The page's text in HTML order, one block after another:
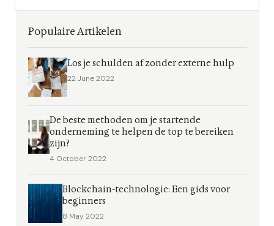
Populaire Artikelen
Los je schulden af zonder externe hulp
22 June 2022
De beste methoden om je startende
onderneming te helpen de top te bereiken
zijn?
4 October 2022
Blockchain-technologie: Een gids voor
beginners
8 May 2022